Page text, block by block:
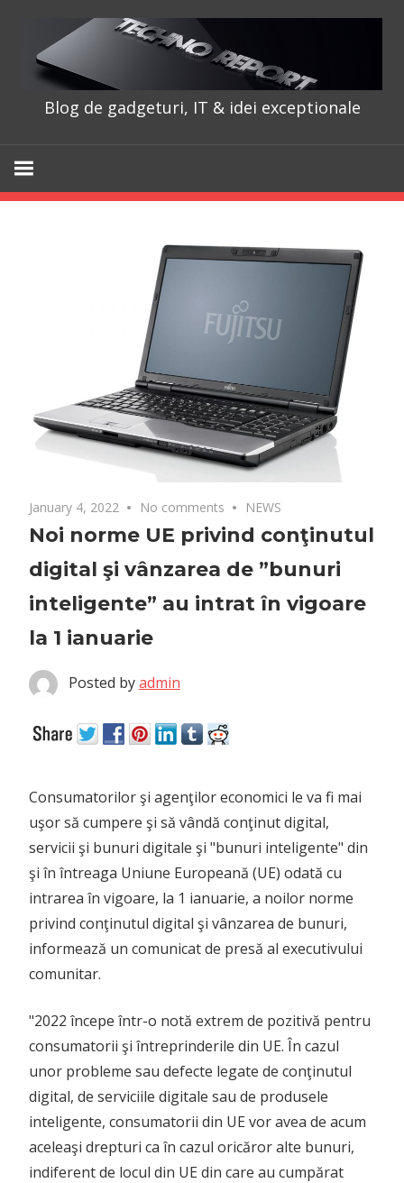
content
Blog de gadgeturi, IT & idei exceptionale
January 4, 2022 No comments NEWS
Noi norme UE privind conţinutul
digital şi vânzarea de ”bunuri
inteligente” au intrat în vigoare
la 1 ianuarie
Posted byadmin
Consumatorilor şi agenţilor economici le va fi mai
uşor să cumpere şi să vândă conţinut digital,
servicii şi bunuri digitale şi "bunuri inteligente" din
şi în întreaga Uniune Europeană (UE) odată cu
intrarea în vigoare, la 1 ianuarie, a noilor norme
privind conţinutul digital şi vânzarea de bunuri,
informează un comunicat de presă al executivului
comunitar.
"2022 începe într-o notă extrem de pozitivă pentru
consumatorii şi întreprinderile din UE. În cazul
unor probleme sau defecte legate de conţinutul
digital, de serviciile digitale sau de produsele
inteligente, consumatorii din UE vor avea de acum
aceleaşi drepturi ca în cazul oricăror alte bunuri,
indiferent de locul din UE din care au cumpărat